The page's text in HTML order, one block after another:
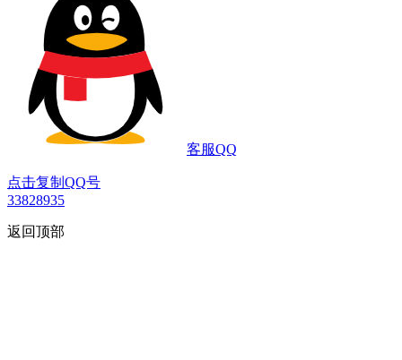
客服QQ
点击复制QQ号
33828935
返回顶部